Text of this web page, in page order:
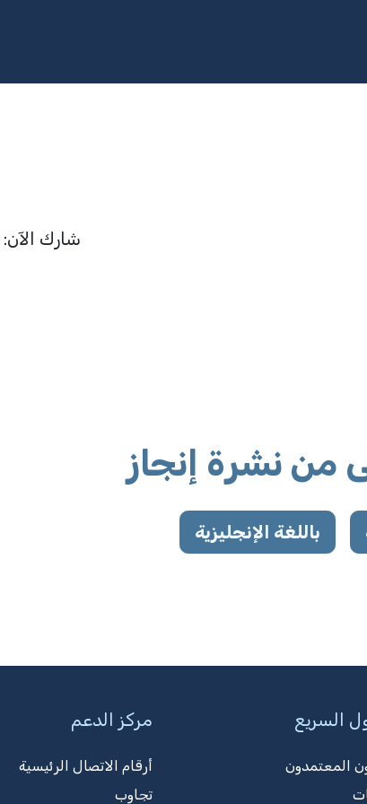
شارك الآن:
من نشرة إنجاز
باللغة الإنجليزية
السريع
المعتمدون
مركز الدعم
أرقام الاتصال الرئيسية
تجاوب